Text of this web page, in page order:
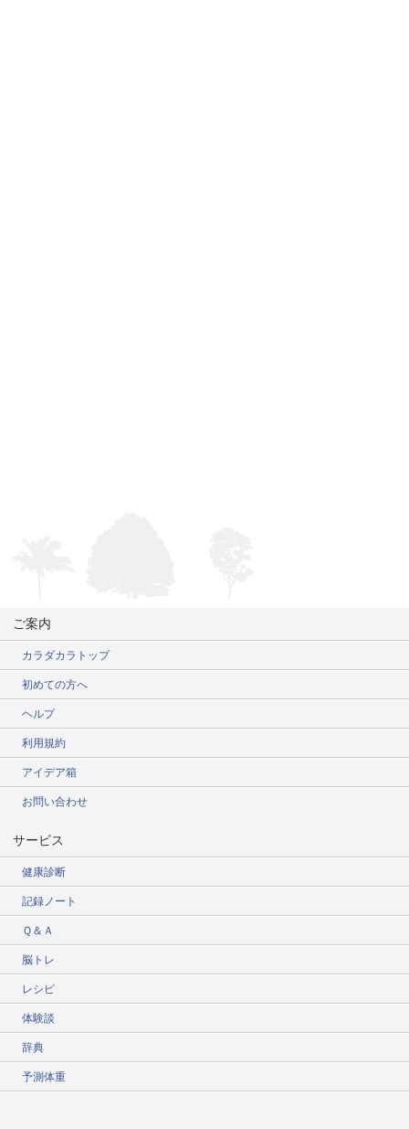
ご案内
カラダカラトップ
初めての方へ
ヘルプ
利用規約
アイデア箱
お問い合わせ
サービス
健康診断
記録ノート
Ｑ＆Ａ
脳トレ
レシピ
体験談
辞典
予測体重